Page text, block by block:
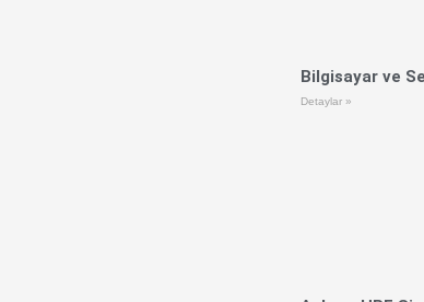
Bilgisayar ve
Detaylar »